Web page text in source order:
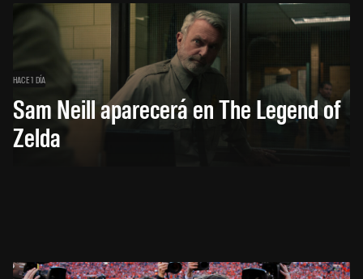
HACE 1 DÍA
Sam Neill aparecerá en The Legend of
Zelda